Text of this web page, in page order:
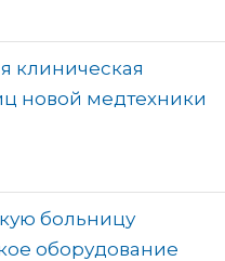
клиническая
новой медтехники
больницу
оборудование